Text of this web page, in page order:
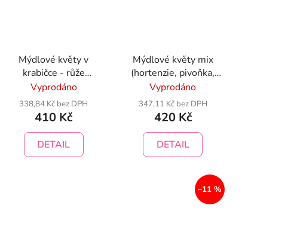
Mýdlové květy v
krabičce - růže
kombinace růžovo-
fialová
Vyprodáno
338,84 Kč bez DPH
410 Kč
DETAIL
Mýdlové květy mix
(hortenzie, pivoňka,
ibišek)
Vyprodáno
347,11 Kč bez DPH
420 Kč
DETAIL
–11 %